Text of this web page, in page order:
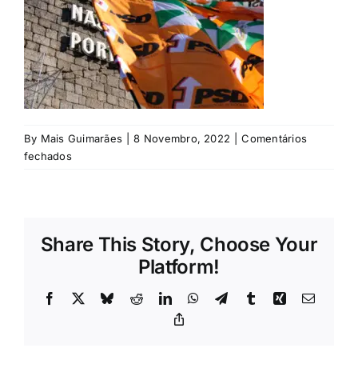
Rubricas
Jornal
Revista
Search
By Mais Guimarães 8 Novembro, 2022
Comentários
fechadosem
Share This Story, Choose Your
Platform!
Facebook BlueskyRedditLinkedInWhatsApp
TelegramTumblrXing Email